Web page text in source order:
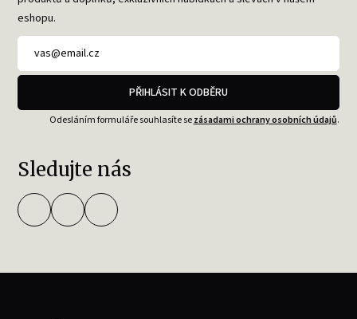
eshopu.
PŘIHLÁSIT K ODBĚRU
Odesláním formuláře souhlasíte sezásadami ochrany osobních údajů.
Sledujte nás